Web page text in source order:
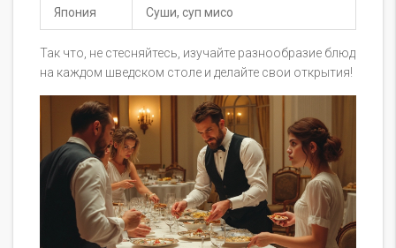
Япония Суши, суп мисо
Так что, не стесняйтесь, изучайте разнообразие блюд
на каждом шведском столе и делайте свои открытия!